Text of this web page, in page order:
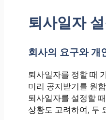
퇴사일자
회사의 요구와 개
퇴사일자를 정할 때
미리 공지받기를 원
퇴사일자를 설정할
상황도 고려하여, 두